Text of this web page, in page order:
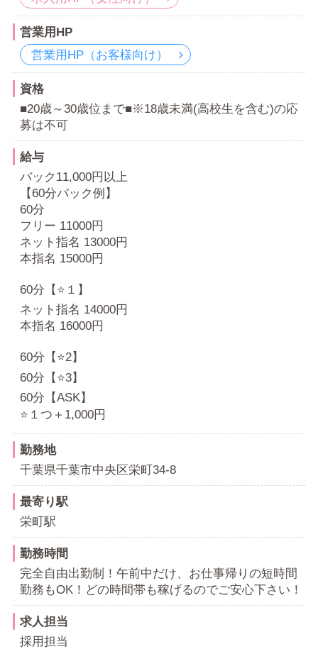
営業用HP
営業用HP（お客様向け）
資格
■20歳～30歳位まで■※18歳未満(高校生を含む)の応
募は不可
給与
バック11,000円以上
【60分バック例】
60分
フリー 11000円
ネット指名 13000円
本指名 15000円
60分【⭐️１】
ネット指名 14000円
本指名 16000円
60分【⭐️2】
60分【⭐️3】
60分【ASK】
⭐️１つ＋1,000円
勤務地
千葉県千葉市中央区栄町34-8
最寄り駅
栄町駅
勤務時間
完全自由出勤制！午前中だけ、お仕事帰りの短時間
勤務もOK！どの時間帯も稼げるのでご安心下さい！
求人担当
採用担当